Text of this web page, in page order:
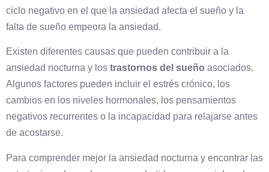
ciclo negativo en el que la ansiedad afecta el sueño y la
falta de sueño empeora la ansiedad.
Existen diferentes causas que pueden contribuir a la
ansiedad nocturna y los trastornos del sueño asociados.
Algunos factores pueden incluir el estrés crónico, los
cambios en los niveles hormonales, los pensamientos
negativos recurrentes o la incapacidad para relajarse antes
de acostarse.
Para comprender mejor la ansiedad nocturna y encontrar las